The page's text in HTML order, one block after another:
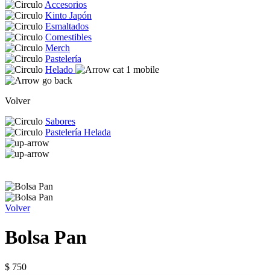
Accesorios
Kinto Japón
Esmaltados
Comestibles
Merch
Pastelería
Helado
Volver
Sabores
Pastelería Helada
Volver
Bolsa Pan
$ 750